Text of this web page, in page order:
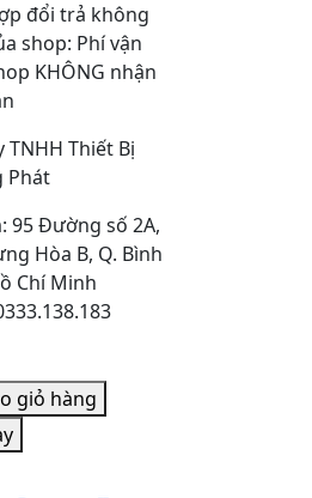
đổi trả không
shop: Phí vận
KHÔNG nhận
TNHH Thiết Bị
Phát
95 Đường số 2A,
Hòa B, Q. Bình
Chí Minh
giỏ hàng